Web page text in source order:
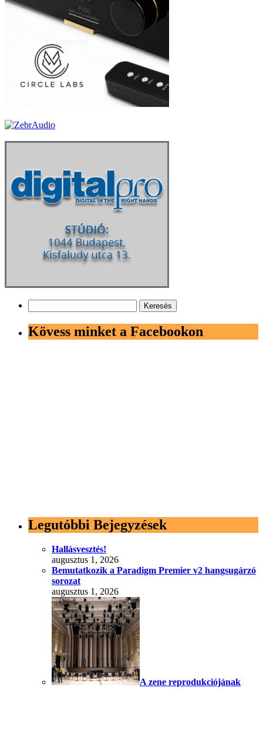
Kövess minket a Facebookon
Legutóbbi Bejegyzések
Hallásvesztés!
augusztus 1, 2026
Bemutatkozik a Paradigm Premier v2 hangsugárzó
sorozat
augusztus 1, 2026
A zene reprodukciójának